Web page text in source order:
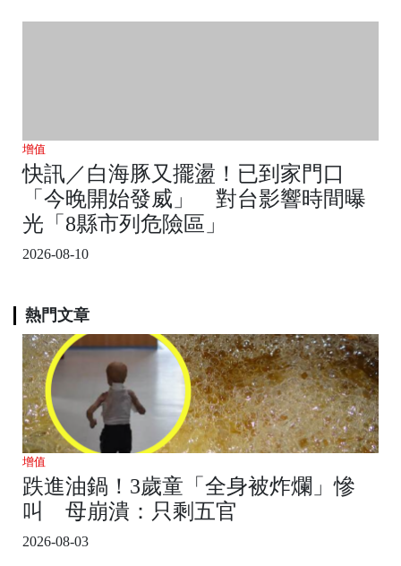
增值
快訊／白海豚又擺盪！已到家門口
「今晚開始發威」 對台影響時間曝
光「8縣市列危險區」
2026-08-10
熱門文章
增值
跌進油鍋！3歲童「全身被炸爛」慘
叫 母崩潰：只剩五官
2026-08-03